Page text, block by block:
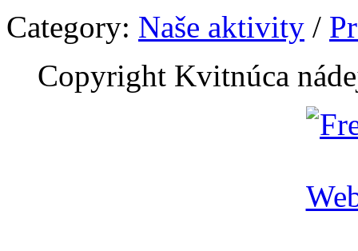
Category: Naše aktivity /
Copyright Kvitnúca